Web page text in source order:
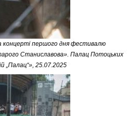
концерті першого дня фестивалю
Станиславова». Палац Потоцьких
„Палац“», 25.07.2025